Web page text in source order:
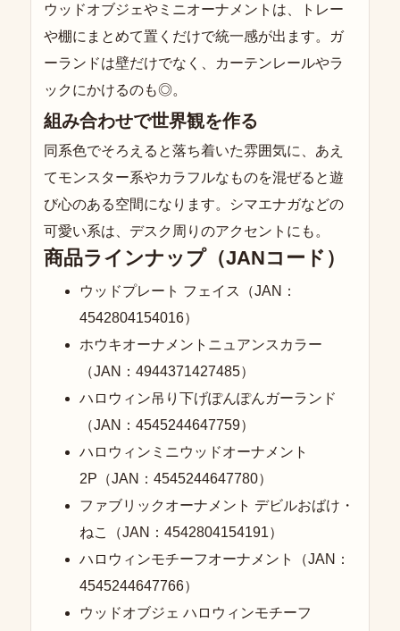
ウッドオブジェやミニオーナメントは、トレー
や棚にまとめて置くだけで統一感が出ます。ガ
ーランドは壁だけでなく、カーテンレールやラ
ックにかけるのも◎。
組み合わせで世界観を作る
同系色でそろえると落ち着いた雰囲気に、あえ
てモンスター系やカラフルなものを混ぜると遊
び心のある空間になります。シマエナガなどの
可愛い系は、デスク周りのアクセントにも。
商品ラインナップ（JANコード）
ウッドプレート フェイス（JAN：
4542804154016）
ホウキオーナメントニュアンスカラー
（JAN：4944371427485）
ハロウィン吊り下げぽんぽんガーランド
（JAN：4545244647759）
ハロウィンミニウッドオーナメント
2P（JAN：4545244647780）
ファブリックオーナメント デビルおばけ・
ねこ（JAN：4542804154191）
ハロウィンモチーフオーナメント（JAN：
4545244647766）
ウッドオブジェ ハロウィンモチーフ